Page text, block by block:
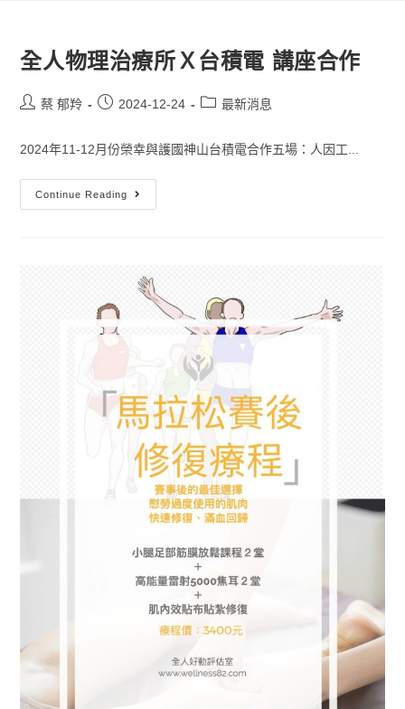
全人物理治療所Ｘ台積電 講座合作
蔡 郁羚 2024-12-24 最新消息
2024年11-12月份榮幸與護國神山台積電合作五場：人因工...
Continue Reading